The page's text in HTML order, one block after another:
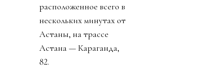
расположенное всего в
нескольких минутах от
Астаны, на трассе
Астана — Караганда,
82.